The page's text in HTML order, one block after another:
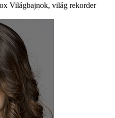
Világbajnok, világ rekorder